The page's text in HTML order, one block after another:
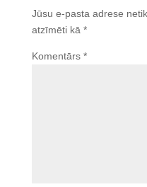
Jūsu e-pasta adrese
atzīmēti kā *
Komentārs *